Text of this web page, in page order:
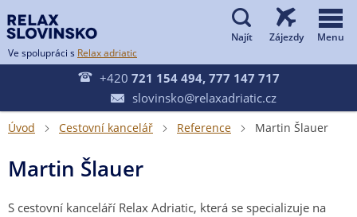
Ve spolupráci s Relax adriatic
 
 +420 721 154 494, 777 147 717
 slovinsko@relaxadriatic.cz
Úvod  Cestovní kancelář  Reference  Martin Šlauer
Martin Šlauer
S cestovní kanceláří Relax Adriatic, která se specializuje na